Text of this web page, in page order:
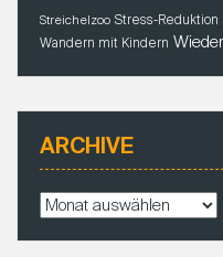
Streichelzoo Stress-Reduktion
Wandern mit Kindern
ARCHIVE
A
r